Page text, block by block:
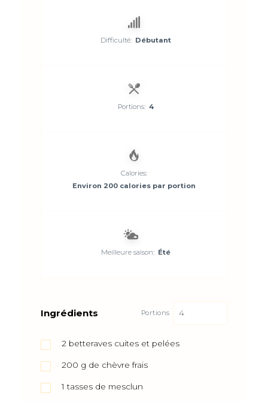
Difficulté: Débutant
Portions: 4
Calories:
Environ 200 calories par portion
Meilleure saison: Été
Ingrédients Portions
2 betteraves cuites et pelées
200 g de chèvre frais
1 tasses de mesclun